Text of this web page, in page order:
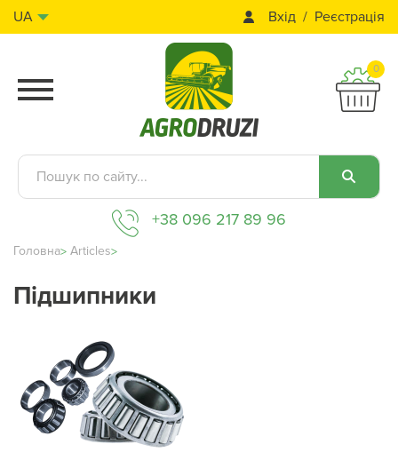
Вхід Реєстрація
UA
0
+38 096 217 89 96
Головна Articles
Підшипники